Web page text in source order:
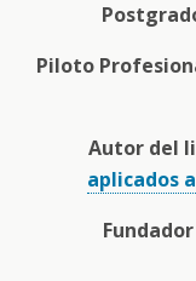
Piloto
Autor del
aplicados